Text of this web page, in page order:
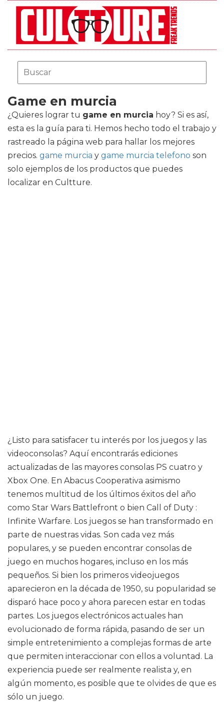
Game en murcia
¿Quieres lograr tu game en murcia hoy? Si es así,
esta es la guía para ti. Hemos hecho todo el trabajo y
rastreado la página web para hallar los mejores
precios. game murcia y game murcia telefono son
solo ejemplos de los productos que puedes
localizar en Cultture.
¿Listo para satisfacer tu interés por los juegos y las
videoconsolas? Aquí encontrarás ediciones
actualizadas de las mayores consolas PS cuatro y
Xbox One. En Abacus Cooperativa asimismo
tenemos multitud de los últimos éxitos del año
como Star Wars Battlefront o bien Call of Duty :
Infinite Warfare. Los juegos se han transformado en
parte de nuestras vidas. Son cada vez más
populares, y se pueden encontrar consolas de
juego en muchos hogares, incluso en los más
pequeños. Si bien los primeros videojuegos
aparecieron en la década de 1950, su popularidad se
disparó hace poco y ahora parecen estar en todas
partes. Los juegos electrónicos actuales han
evolucionado de forma rápida, pasando de ser un
simple entretenimiento a complejas formas de arte
que permiten interaccionar con ellos a voluntad. La
experiencia puede ser realmente realista y, en
algún momento, es posible que te olvides de que es
sólo un juego.